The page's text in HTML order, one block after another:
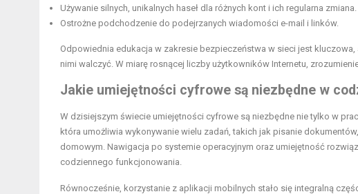
Używanie silnych, unikalnych haseł dla różnych kont i ich regularna zmiana.
Ostrożne podchodzenie do podejrzanych wiadomości e-mail i linków.
Odpowiednia edukacja w zakresie bezpieczeństwa w sieci jest
nimi walczyć. W miarę rosnącej liczby użytkowników Internetu,
Jakie umiejętności cyfrowe są niezbędne w
W dzisiejszym świecie umiejętności cyfrowe są niezbędne nie tylko w
która umożliwia wykonywanie wielu zadań, takich jak pisanie
domowym. Nawigacja po systemie operacyjnym oraz umiejętność
codziennego funkcjonowania.
Równocześnie, korzystanie z aplikacji mobilnych stało się integralną